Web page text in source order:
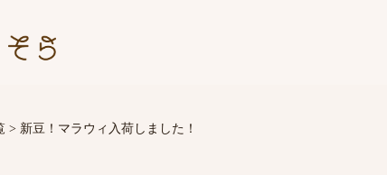
> 新豆！マラウィ入荷しました！